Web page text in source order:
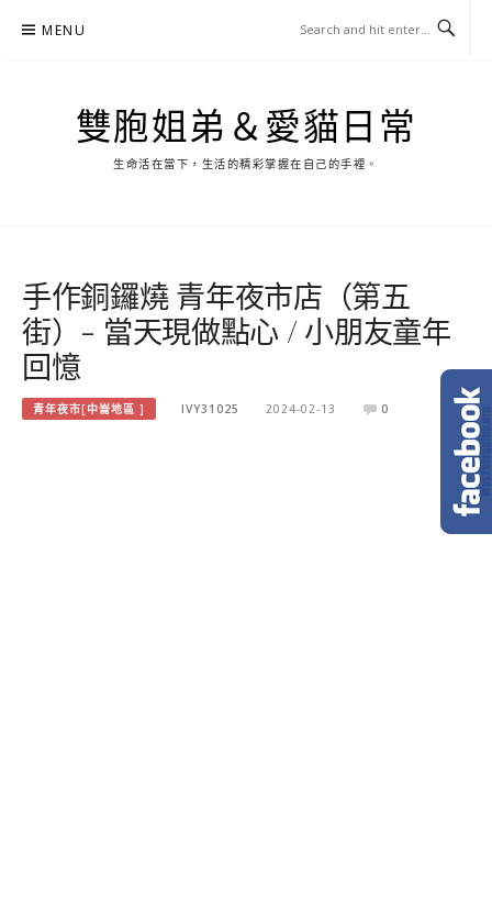
MENU
雙胞姐弟＆愛貓日常
生命活在當下，生活的精彩掌握在自己的手裡。
手作銅鑼燒 青年夜市店（第五
街）- 當天現做點心 / 小朋友童年
回憶
青年夜市[中崙地區 ] IVY31025 2024-02-13 0